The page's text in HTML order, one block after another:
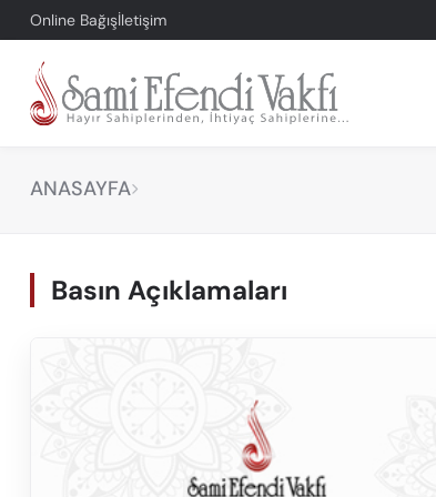
Online Bağışİletişim
ANASAYFA
Basın Açıklamaları